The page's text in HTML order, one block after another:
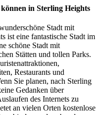
in Sterling Heights
Stadt mit
eine fantastische Stadt im
schöne Stadt mit
Stätten und tollen Parks.
Restaurants und
Sie planen, nach Sterling
Gedanken über
des Internets zu
an vielen Orten kostenlose